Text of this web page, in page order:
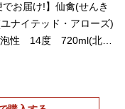
でお届け!】仙禽(せんき
イテッド・アローズ)
性 14度 720ml(北海
)(k)